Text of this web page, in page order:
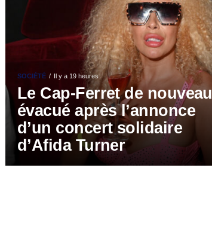
SOCIÉTÉ Il y a 19 heures
Le Cap-Ferret de nouveau
évacué après l’annonce
d’un concert solidaire
d’Afida Turner